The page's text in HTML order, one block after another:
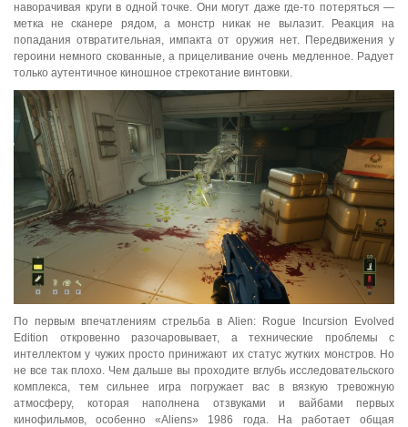
наворачивая круги в одной точке. Они могут даже где-то потеряться —
метка не сканере рядом, а монстр никак не вылазит. Реакция на
попадания отвратительная, импакта от оружия нет. Передвижения у
героини немного скованные, а прицеливание очень медленное. Радует
только аутентичное киношное стрекотание винтовки.
По первым впечатлениям стрельба в Alien: Rogue Incursion Evolved
Edition откровенно разочаровывает, а технические проблемы с
интеллектом у чужих просто принижают их статус жутких монстров. Но
не все так плохо. Чем дальше вы проходите вглубь исследовательского
комплекса, тем сильнее игра погружает вас в вязкую тревожную
атмосферу, которая наполнена отзвуками и вайбами первых
кинофильмов, особенно «Aliens» 1986 года. На работает общая